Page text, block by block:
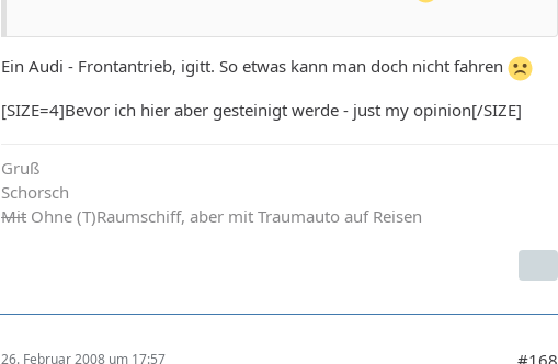
Ein Audi - Frontantrieb, igitt. So etwas kann man doch nicht fahren
[SIZE=4]Bevor ich hier aber gesteinigt werde - just my opinion[/SIZE]
Gruß
Schorsch
Mit Ohne (T)Raumschiff, aber mit Traumauto auf Reisen
26. Februar 2008 um 17:57 #168